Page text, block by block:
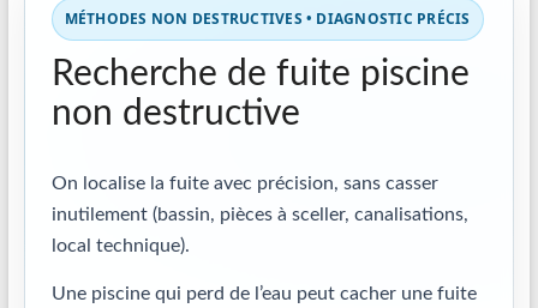
MÉTHODES NON DESTRUCTIVES • DIAGNOSTIC PRÉCIS
Recherche de fuite piscine
non destructive
On localise la fuite avec précision, sans casser
inutilement (bassin, pièces à sceller, canalisations,
local technique).
Une piscine qui perd de l’eau peut cacher une fuite